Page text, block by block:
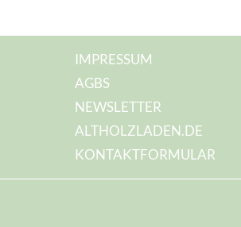
IMPRESSUM
AGBS
NEWSLETTER
ALTHOLZLADEN.DE
KONTAKTFORMULAR